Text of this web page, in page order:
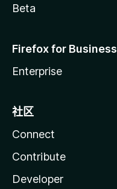
Beta
Firefox for Business
Enterprise
社区
Connect
Contribute
Developer